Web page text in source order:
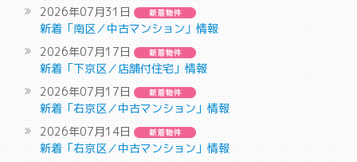
2026年07月31日
新着「南区／中古マンション」情報
2026年07月17日
新着「下京区／店舗付住宅」情報
2026年07月17日
新着「右京区／中古マンション」情報
2026年07月14日
新着「右京区／中古マンション」情報